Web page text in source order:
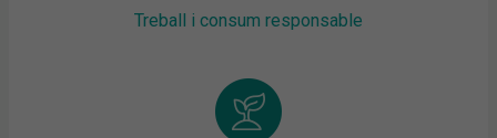
Treball i consum responsable